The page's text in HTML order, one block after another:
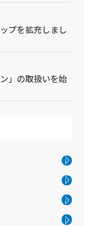
プを拡充しまし
」の取扱いを始